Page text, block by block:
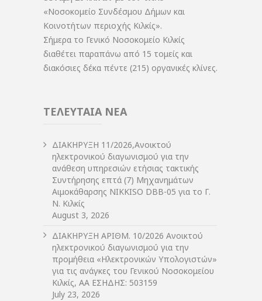
«Νοσοκομείο Συνδέσμου Δήμων και
Κοινοτήτων περιοχής Κιλκίς».
Σήμερα το Γενικό Νοσοκομείο Κιλκίς
διαθέτει παραπάνω από 15 τομείς και
διακόσιες δέκα πέντε (215) οργανικές κλίνες.
ΤΕΛΕΥΤΑΙΑ ΝΕΑ
ΔIΑΚΗΡΥΞΗ 11/2026,Ανοικτού
ηλεκτρονικού διαγωνισμού για την
ανάθεση υπηρεσιών ετήσιας τακτικής
Συντήρησης επτά (7) Μηχανημάτων
Αιμοκάθαρσης NIKKISO DBB-05 για το Γ.
Ν. Κιλκίς
August 3, 2026
ΔIΑΚΗΡΥΞΗ ΑΡIΘΜ. 10/2026 Ανοικτού
ηλεκτρονικού διαγωνισμού για την
προμήθεια «Ηλεκτρονικών Υπολογιστών»
για τις ανάγκες του Γενικού Νοσοκομείου
Κιλκίς, ΑΑ ΕΣΗΔΗΣ: 503159
July 23, 2026